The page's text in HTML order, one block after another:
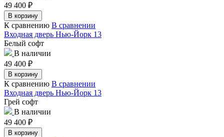
49 400 ₽
В корзину
К сравнению В сравнении
Входная дверь Нью-Йорк 13
Белый софт
В наличии
49 400 ₽
В корзину
К сравнению В сравнении
Входная дверь Нью-Йорк 13
Грей софт
В наличии
49 400 ₽
В корзину